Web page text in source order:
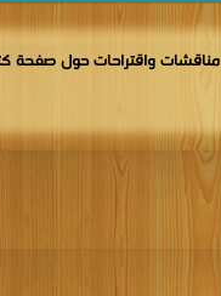
مناقشات واقتراحات حول صفحة